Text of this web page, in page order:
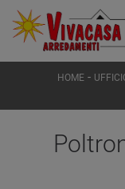
HOME-